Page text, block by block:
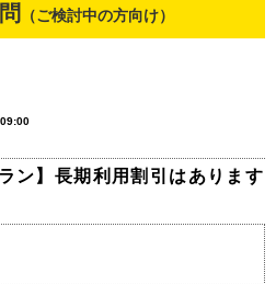
（ご検討中の方向け）
ン】長期利用割引はあります